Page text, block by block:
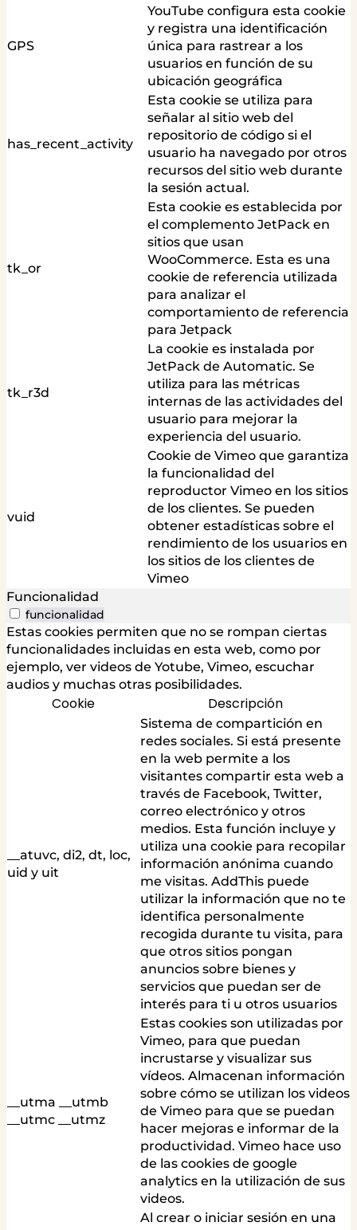
GPS
YouTube configura esta cookie
y registra una identificación
única para rastrear a los
usuarios en función de su
ubicación geográfica
has_recent_activity
Esta cookie se utiliza para
señalar al sitio web del
repositorio de código si el
usuario ha navegado por otros
recursos del sitio web durante
la sesión actual.
tk_or
Esta cookie es establecida por
el complemento JetPack en
sitios que usan
WooCommerce. Esta es una
cookie de referencia utilizada
para analizar el
comportamiento de referencia
para Jetpack
tk_r3d
La cookie es instalada por
JetPack de Automatic. Se
utiliza para las métricas
internas de las actividades del
usuario para mejorar la
experiencia del usuario.
vuid
Cookie de Vimeo que garantiza
la funcionalidad del
reproductor Vimeo en los sitios
de los clientes. Se pueden
obtener estadísticas sobre el
rendimiento de los usuarios en
los sitios de los clientes de
Vimeo
Funcionalidad
funcionalidad
Estas cookies permiten que no se rompan ciertas
funcionalidades incluidas en esta web, como por
ejemplo, ver videos de Yotube, Vimeo, escuchar
audios y muchas otras posibilidades.
Cookie Descripción
__atuvc, di2, dt, loc,
uid y uit
Sistema de compartición en
redes sociales. Si está presente
en la web permite a los
visitantes compartir esta web a
través de Facebook, Twitter,
correo electrónico y otros
medios. Esta función incluye y
utiliza una cookie para recopilar
información anónima cuando
me visitas. AddThis puede
utilizar la información que no te
identifica personalmente
recogida durante tu visita, para
que otros sitios pongan
anuncios sobre bienes y
servicios que puedan ser de
interés para ti u otros usuarios
__utma __utmb
__utmc __utmz
Estas cookies son utilizadas por
Vimeo, para que puedan
incrustarse y visualizar sus
vídeos. Almacenan información
sobre cómo se utilizan los videos
de Vimeo para que se puedan
hacer mejoras e informar de la
productividad. Vimeo hace uso
de las cookies de google
analytics en la utilización de sus
videos.
Al crear o iniciar sesión en una